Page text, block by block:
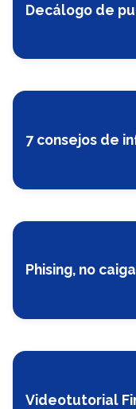
Decálogo de
7 consejos de
Phising, no
Videotutorial